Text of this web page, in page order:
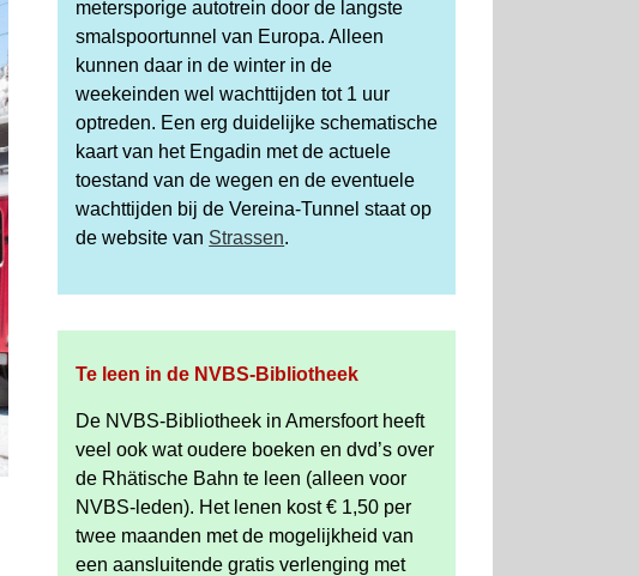
metersporige autotrein door de langste
smalspoortunnel van Europa. Alleen
kunnen daar in de winter in de
weekeinden wel wachttijden tot 1 uur
optreden. Een erg duidelijke schematische
kaart van het Engadin met de actuele
toestand van de wegen en de eventuele
wachttijden bij de Vereina-Tunnel staat op
de website van Strassen.
Te leen in de NVBS-Bibliotheek
De NVBS-Bibliotheek in Amersfoort heeft
veel ook wat oudere boeken en dvd’s over
de Rhätische Bahn te leen (alleen voor
NVBS-leden). Het lenen kost € 1,50 per
twee maanden met de mogelijkheid van
een aansluitende gratis verlenging met